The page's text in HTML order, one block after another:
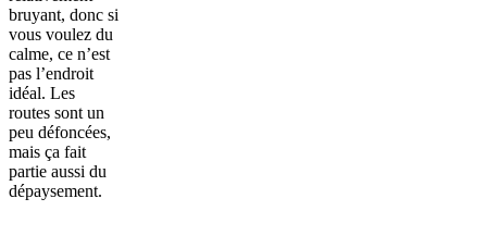
bruyant, donc si
vous voulez du
calme, ce n’est
pas l’endroit
idéal. Les
routes sont un
peu défoncées,
mais ça fait
partie aussi du
dépaysement.